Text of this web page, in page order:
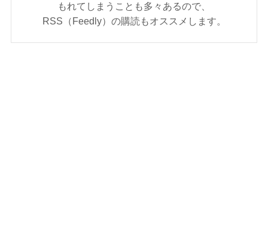
もれてしまうことも多々あるので、
RSS（Feedly）の購読もオススメします。